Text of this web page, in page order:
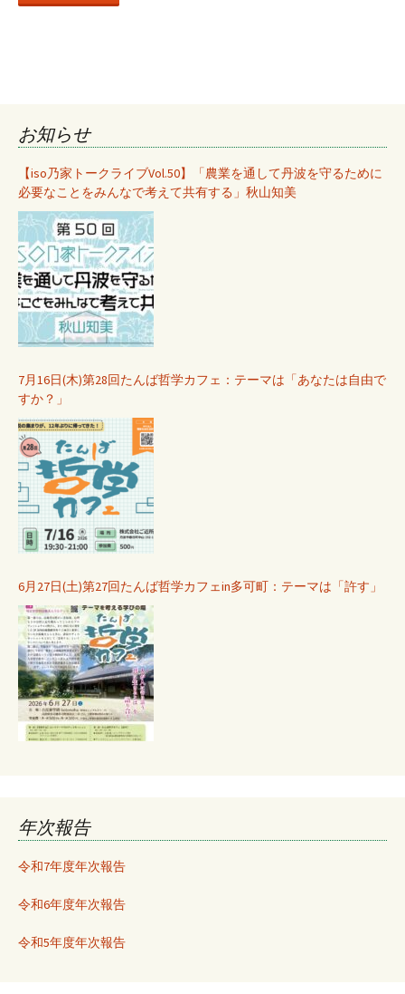
お知らせ
【iso乃家トークライブVol.50】「農業を通して丹波を守るために
必要なことをみんなで考えて共有する」秋山知美
7月16日(木)第28回たんば哲学カフェ：テーマは「あなたは自由で
すか？」
6月27日(土)第27回たんば哲学カフェin多可町：テーマは「許す」
年次報告
令和7年度年次報告
令和6年度年次報告
令和5年度年次報告